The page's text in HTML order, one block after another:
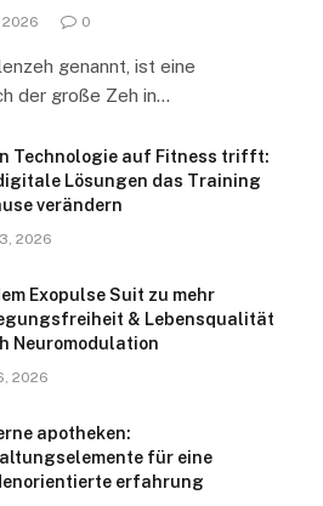
0
genannt, ist eine
der große Zeh in…
Technologie auf Fitness trifft:
Lösungen das Training
verändern
2026
Exopulse Suit zu mehr
& Lebensqualität
Neuromodulation
2026
apotheken:
für eine
erfahrung